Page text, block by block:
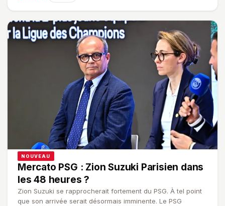
NOUVEAU
Mercato PSG : Zion Suzuki Parisien dans
les 48 heures ?
Zion Suzuki se rapprocherait fortement du PSG. À tel point
que son arrivée serait désormais imminente. Le PSG